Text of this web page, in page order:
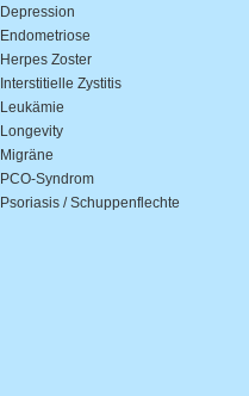
Depression
Endometriose
Herpes Zoster
Interstitielle Zystitis
Leukämie
Longevity
Migräne
PCO-Syndrom
Psoriasis / Schuppenflechte